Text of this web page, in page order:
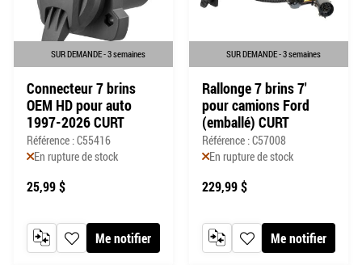
SUR DEMANDE - 3 semaines
Connecteur 7 brins
OEM HD pour auto
1997-2026 CURT
Référence : C55416
En rupture de stock
25,99 $
Me notifier
AJOUTER À MA LISTE DE SOUHAITS
AJOUTER AU COMPARATEUR
SUR DEMANDE - 3 semaines
Rallonge 7 brins 7'
pour camions Ford
(emballé) CURT
Référence : C57008
En rupture de stock
229,99 $
Me notifier
AJOUTER À MA LISTE DE
AJOUTER AU COMPARATEUR